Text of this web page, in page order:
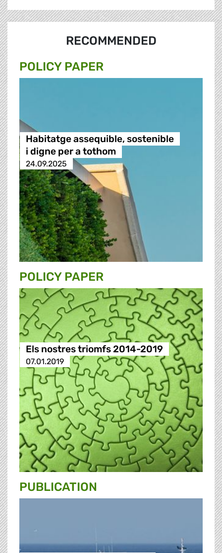
RECOMMENDED
POLICY PAPER
Habitatge assequible, sostenible
i digne per a tothom
24.09.2025
POLICY PAPER
Els nostres triomfs 2014-2019
07.01.2019
PUBLICATION